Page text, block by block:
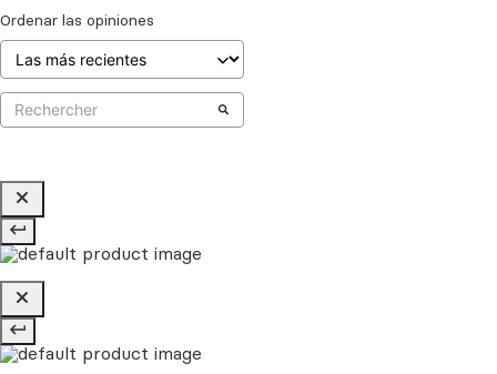
Ordenar las opiniones